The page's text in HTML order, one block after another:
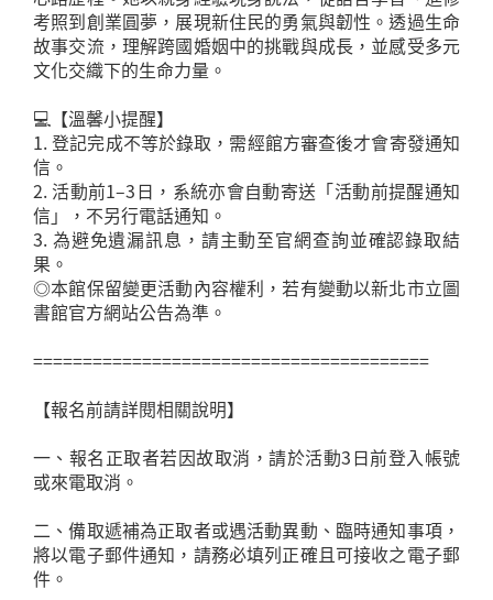
考照到創業圓夢，展現新住民的勇氣與韌性。透過生命
故事交流，理解跨國婚姻中的挑戰與成長，並感受多元
文化交織下的生命力量。
💻【溫馨小提醒】
1. 登記完成不等於錄取，需經館方審查後才會寄發通知
信。
2. 活動前1–3日，系統亦會自動寄送「活動前提醒通知
信」，不另行電話通知。
3. 為避免遺漏訊息，請主動至官網查詢並確認錄取結
果。
◎本館保留變更活動內容權利，若有變動以新北市立圖
書館官方網站公告為準。
========================================
【報名前請詳閱相關說明】
一、報名正取者若因故取消，請於活動3日前登入帳號
或來電取消。
二、備取遞補為正取者或遇活動異動、臨時通知事項，
將以電子郵件通知，請務必填列正確且可接收之電子郵
件。